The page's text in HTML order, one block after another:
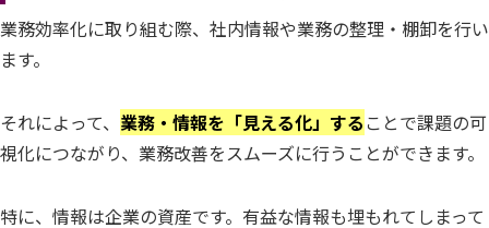
業務効率化に取り組む際、社内情報や業務の整理・棚卸を行い
ます。
それによって、 業務・情報を「見える化」する ことで課題の可
視化につながり、業務改善をスムーズに行うことができます。
特に、情報は企業の資産です。有益な情報も埋もれてしまって